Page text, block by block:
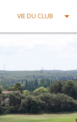
VIE DU CLUB arrow_drop_down